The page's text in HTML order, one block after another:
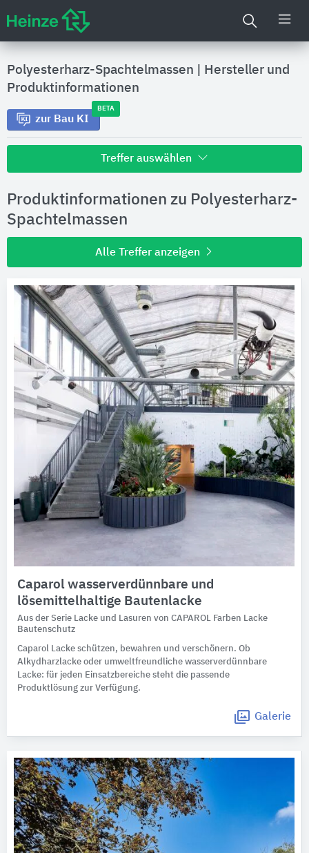
Polyesterharz-Spachtelmassen
Hersteller und
Produktinformationen
zur Bau KI
BETA
Treffer auswählen
Hersteller
Produktinformationen
Produktdaten
Ausschreibungstexte
CAD-Details
Architekturobjekte
Expertenprofile
Produktinformationen zu Polyesterharz-
Spachtelmassen
Alle Treffer anzeigen
Caparol ​wasserverdünnbare und
lösemittelhaltige Bautenlacke
Aus der Serie Lacke und Lasuren von CAPAROL Farben Lacke
Bautenschutz
Caparol Lacke schützen, bewahren und verschönern. Ob
Alkydharzlacke oder umweltfreundliche wasserverdünnbare
Lacke: für jeden Einsatzbereiche steht die passende
Produktlösung zur Verfügung.
Galerie